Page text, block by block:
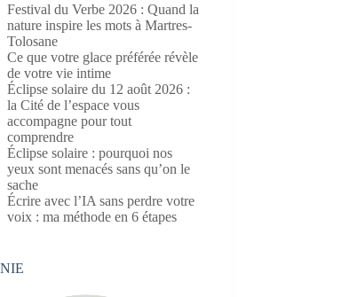
Festival du Verbe 2026 : Quand la
nature inspire les mots à Martres-
Tolosane
Ce que votre glace préférée révèle
de votre vie intime
Éclipse solaire du 12 août 2026 :
la Cité de l’espace vous
accompagne pour tout
comprendre
Éclipse solaire : pourquoi nos
yeux sont menacés sans qu’on le
sache
Écrire avec l’IA sans perdre votre
voix : ma méthode en 6 étapes